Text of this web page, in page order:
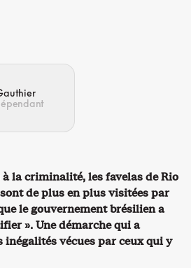
la criminalité, les favelas de Rio
de plus en plus visitées par
le gouvernement brésilien a
». Une démarche qui a
inégalités vécues par ceux qui y